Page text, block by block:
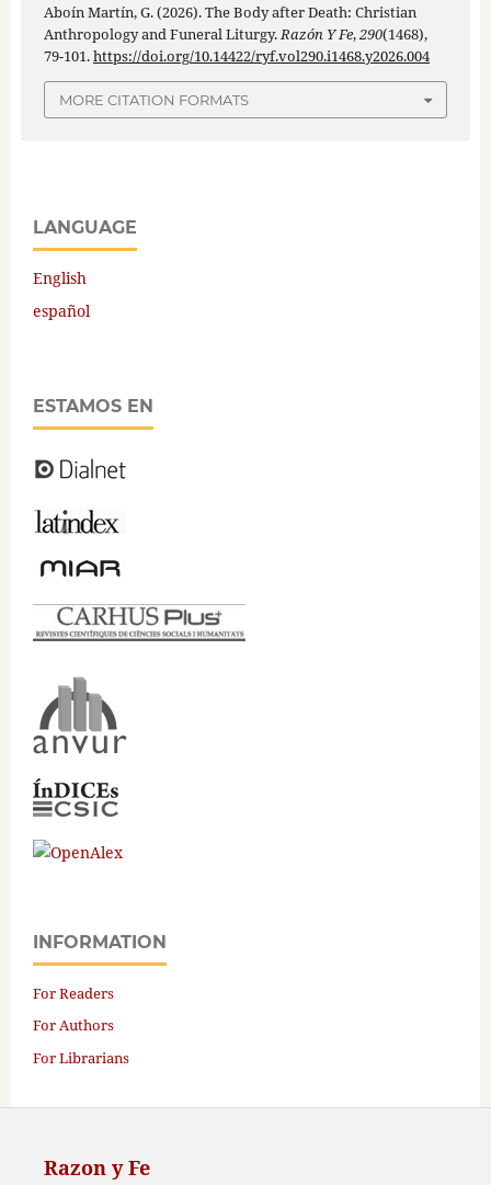
Aboín Martín, G. (2026). The Body after Death: Christian
Anthropology and Funeral Liturgy.Razón Y Fe,290(1468),
79-101.https://doi.org/10.14422/ryf.vol290.i1468.y2026.004
MORE CITATION FORMATS
LANGUAGE
English
español
ESTAMOS EN
INFORMATION
For Readers
For Authors
For Librarians
Razon y Fe